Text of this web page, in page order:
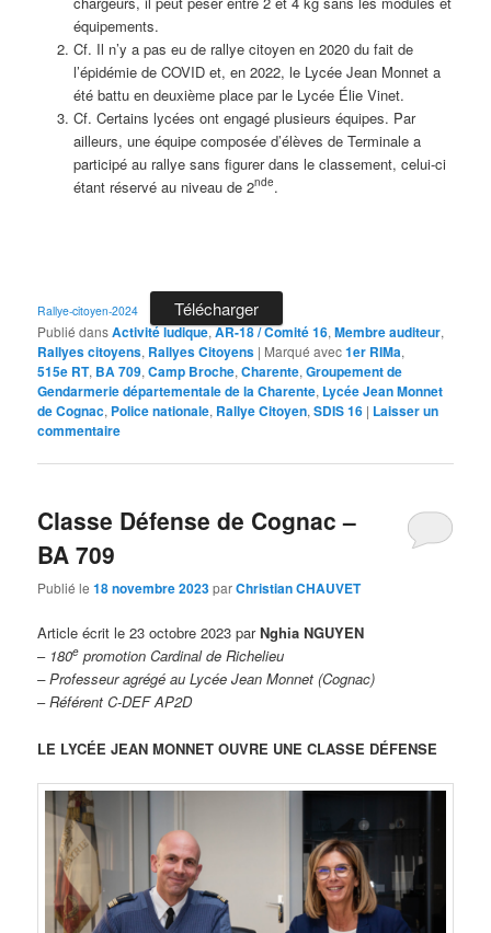
équipements.
Cf. Il n’y a pas eu de rallye citoyen en 2020 du fait de
l’épidémie de COVID et, en 2022, le Lycée Jean Monnet a
été battu en deuxième place par le Lycée Élie Vinet.
Cf. Certains lycées ont engagé plusieurs équipes. Par
ailleurs, une équipe composée d’élèves de Terminale a
participé au rallye sans figurer dans le classement, celui-ci
étant réservé au niveau de 2nde.
Rallye-citoyen-2024 Télécharger
Publié dansActivité ludique,AR-18 / Comité 16,Membre auditeur,
Rallyes citoyens, Rallyes Citoyens | Marqué avec1er RIMa,
515e RT, BA 709,Camp Broche,Charente,Groupement de
Gendarmerie départementale de la Charente, Lycée Jean Monnet
de Cognac, Police nationale, Rallye Citoyen,SDIS 16 | Laisser un
commentaire
Classe Défense de Cognac –
BA 709
Publié le18 novembre 2023parChristian CHAUVET
Article écrit le 23 octobre 2023 parNghia NGUYEN
– 180e promotion Cardinal de Richelieu
– Professeur agrégé au Lycée Jean Monnet (Cognac)
–Référent C-DEF AP2D
LE LYCÉE JEAN MONNET OUVRE UNE CLASSE DÉFENSE